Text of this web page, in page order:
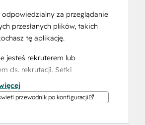
odpowiedzialny za przeglądanie
przesłanych plików, takich
tę aplikację.
jesteś rekruterem lub
ds. rekrutacji. Setki
ubiegało się ostatnio o pracę
formularza HubSpot. Zamiast
otwierać i przeglądać każdy
przewodnik po konfiguracji